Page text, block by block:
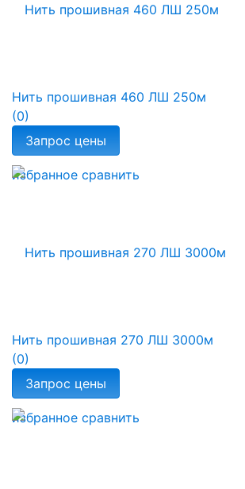
избранное сравнить
Нить прошивная 460 ЛШ 250м
(0)
избранное сравнить
Нить прошивная 270 ЛШ 3000м
(0)